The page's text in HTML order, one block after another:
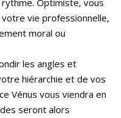
Optimiste, vous
vie professionnelle,
moral ou
les angles et
hiérarchie et de vos
Vénus vous viendra en
seront alors